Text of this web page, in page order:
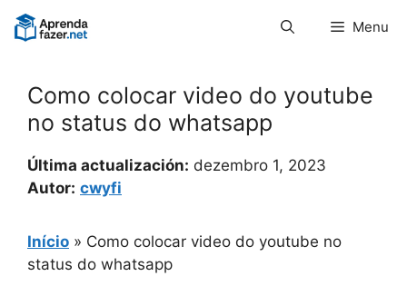
Pular
para
Menu
Como colocar video do youtube
no status do whatsapp
Última actualización: dezembro 1, 2023
Autor: cwyfi
Início » Como colocar video do youtube no
status do whatsapp